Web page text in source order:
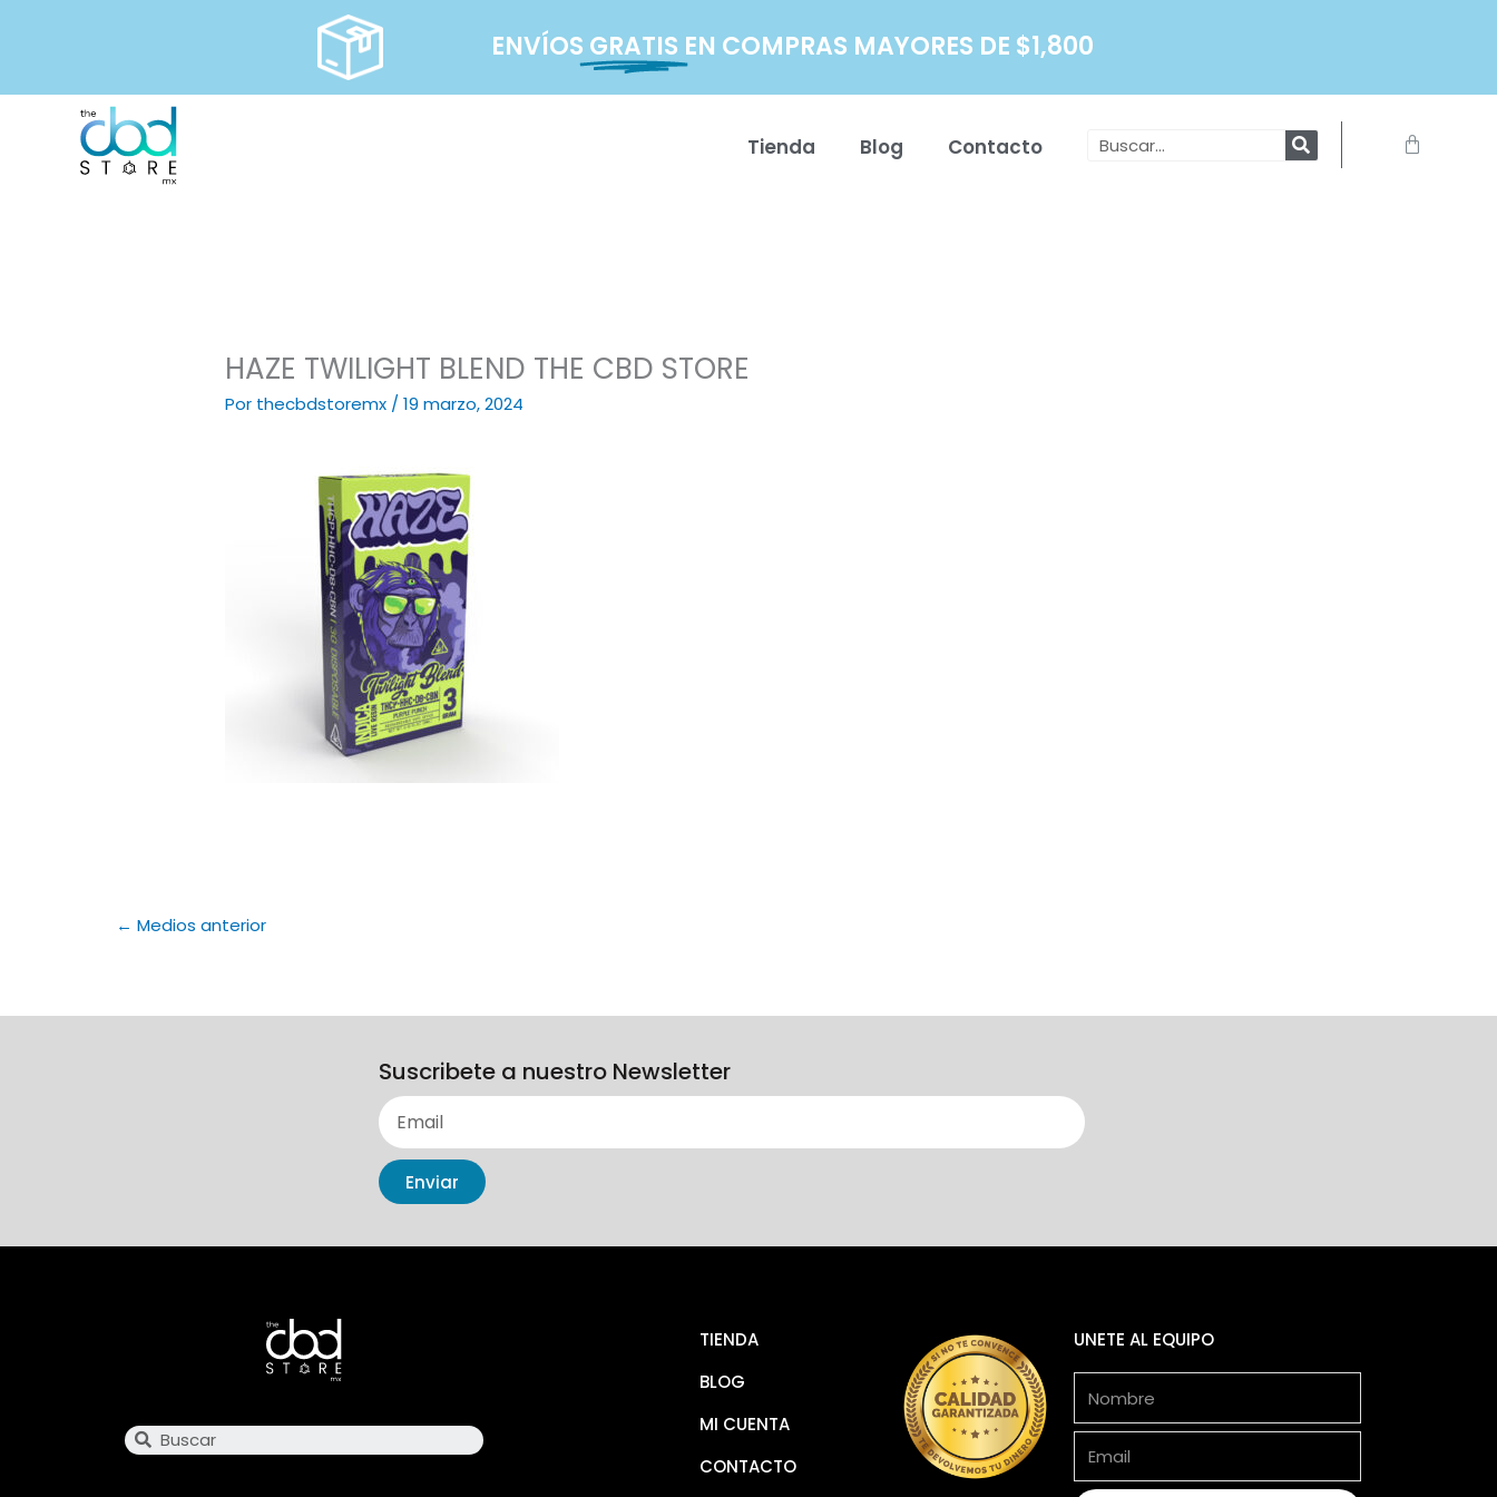
ENVÍOS GRATIS EN COMPRAS MAYORES DE $1,800
Tienda Blog Contacto Search Carrito
HAZE TWILIGHT BLEND THE CBD STORE
Por thecbdstoremx /19 marzo, 2024
← Medios anterior
Suscribete a nuestro Newsletter
Enviar
TIENDA
BLOG
MI CUENTA
CONTACTO
UNETE AL EQUIPO